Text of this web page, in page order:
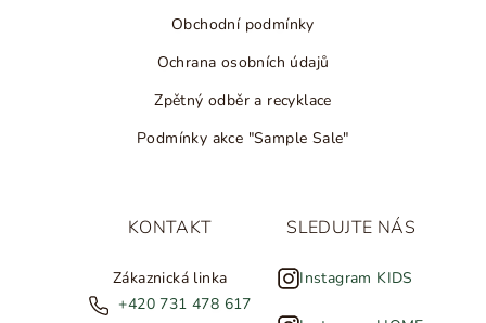
Obchodní podmínky
Ochrana osobních údajů
Zpětný odběr a recyklace
Podmínky akce "Sample Sale"
KONTAKT
Zákaznická linka
+420 731 478 617
SLEDUJTE NÁS
Instagram KIDS